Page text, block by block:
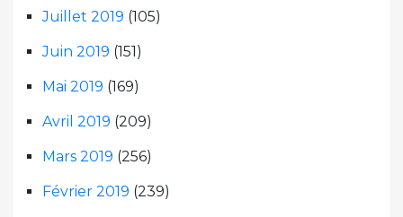
Juillet 2019 (105)
Juin 2019 (151)
Mai 2019 (169)
Avril 2019 (209)
Mars 2019 (256)
Février 2019 (239)